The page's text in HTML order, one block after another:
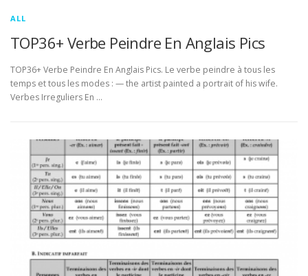
ALL
TOP36+ Verbe Peindre En Anglais Pics
TOP36+ Verbe Peindre En Anglais Pics. Le verbe peindre à tous les
temps et tous les modes : — the artist painted a portrait of his wife.
Verbes Irreguliers En …